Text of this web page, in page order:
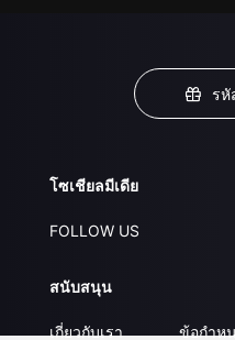
รหั
โซเชียลมีเดีย
FOLLOW US
สนับสนุน
เกี่ยวกับเรา
ข้อกำห